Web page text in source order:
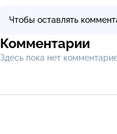
Чтобы оставлять
Комментарии
Здесь пока нет